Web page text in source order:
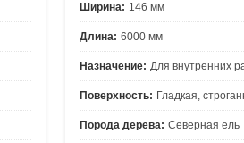
Ширина: 146 мм
Длина: 6000 мм
Назначение: Для внутренних
Поверхность: Гладкая,
Порода дерева: Северная ель